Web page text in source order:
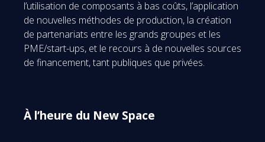
l’utilisation de composants à bas coûts, l’application
de nouvelles méthodes de production, la création
de partenariats entre les grands groupes et les
PME/start-ups, et le recours à de nouvelles sources
de financement, tant publiques que privées.
À l’heure du New Space